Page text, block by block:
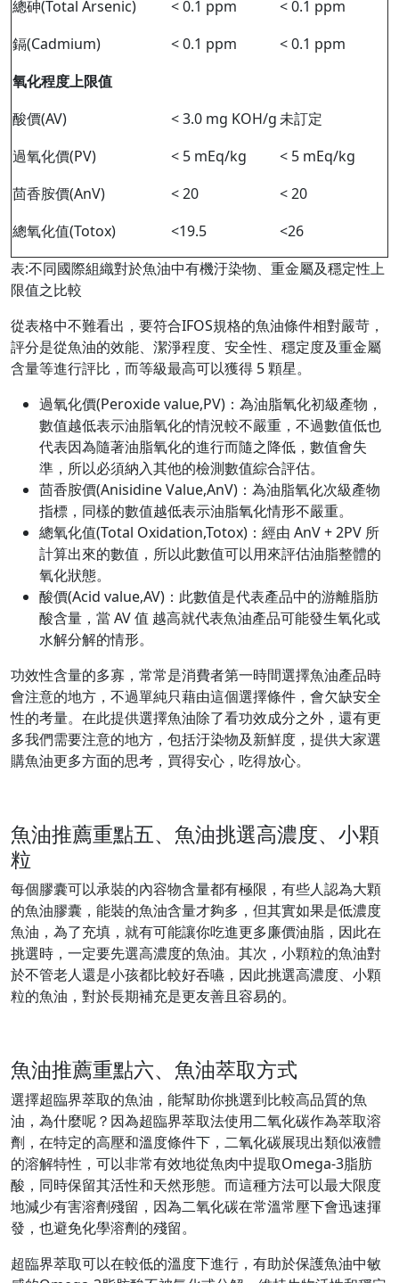
總砷(Total Arsenic) < 0.1 ppm
< 0.1 ppm
鎘(Cadmium)
< 0.1 ppm
< 0.1 ppm
氧化程度上限值
酸價(AV)
< 3.0 mg KOH/g未訂定
過氧化價(PV)
< 5 mEq/kg
< 5 mEq/kg
茴香胺價(AnV)
< 20
< 20
總氧化值(Totox)
<19.5
<26
表:不同國際組織對於魚油中有機汙染物、重金屬及穩定性上
限值之比較
從表格中不難看出，要符合IFOS規格的魚油條件相對嚴苛，
評分是從魚油的效能、潔淨程度、安全性、穩定度及重金屬
含量等進行評比，而等級最高可以獲得 5 顆星。
過氧化價(Peroxide value,PV)：為油脂氧化初級產物，
數值越低表示油脂氧化的情況較不嚴重，不過數值低也
代表因為隨著油脂氧化的進行而隨之降低，數值會失
準，所以必須納入其他的檢測數值綜合評估。
茴香胺價(Anisidine Value,AnV)：為油脂氧化次級產物
指標，同樣的數值越低表示油脂氧化情形不嚴重。
總氧化值(Total Oxidation,Totox)：經由 AnV + 2PV 所
計算出來的數值，所以此數值可以用來評估油脂整體的
氧化狀態。
酸價(Acid value,AV)：此數值是代表產品中的游離脂肪
酸含量，當 AV 值 越高就代表魚油產品可能發生氧化或
水解分解的情形。
功效性含量的多寡，常常是消費者第一時間選擇魚油產品時
會注意的地方，不過單純只藉由這個選擇條件，會欠缺安全
性的考量。在此提供選擇魚油除了看功效成分之外，還有更
多我們需要注意的地方，包括汙染物及新鮮度，提供大家選
購魚油更多方面的思考，買得安心，吃得放心。
魚油推薦重點五、魚油挑選高濃度、小顆
粒
每個膠囊可以承裝的內容物含量都有極限，有些人認為大顆
的魚油膠囊，能裝的魚油含量才夠多，但其實如果是低濃度
魚油，為了充填，就有可能讓你吃進更多廉價油脂，因此在
挑選時，一定要先選高濃度的魚油。其次，小顆粒的魚油對
於不管老人還是小孩都比較好吞嚥，因此挑選高濃度、小顆
粒的魚油，對於長期補充是更友善且容易的。
魚油推薦重點六、魚油萃取方式
選擇超臨界萃取的魚油，能幫助你挑選到比較高品質的魚
油，為什麼呢？因為超臨界萃取法使用二氧化碳作為萃取溶
劑，在特定的高壓和溫度條件下，二氧化碳展現出類似液體
的溶解特性，可以非常有效地從魚肉中提取Omega-3脂肪
酸，同時保留其活性和天然形態。而這種方法可以最大限度
地減少有害溶劑殘留，因為二氧化碳在常溫常壓下會迅速揮
發，也避免化學溶劑的殘留。
超臨界萃取可以在較低的溫度下進行，有助於保護魚油中敏